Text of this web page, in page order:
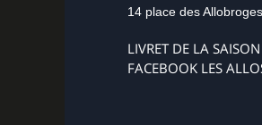
14 place des
LIVRET DE LA SAISON
FACEBOOK LES